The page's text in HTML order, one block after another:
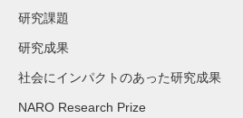
研究課題
研究成果
社会にインパクトのあった研究成果
NARO Research Prize